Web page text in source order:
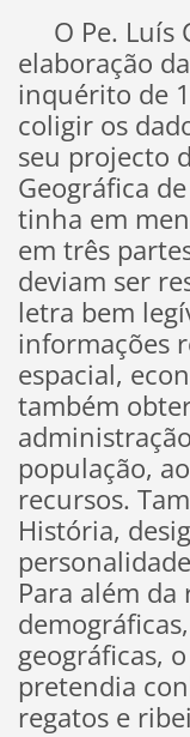
O Pe. Luís
elaboração
inquérito de
coligir os
seu projecto
Geográfica
tinha em
em três
deviam ser
letra bem
informações
espacial,
também
população,
recursos.
História,
Para além
geográficas,
pretendia
regatos e